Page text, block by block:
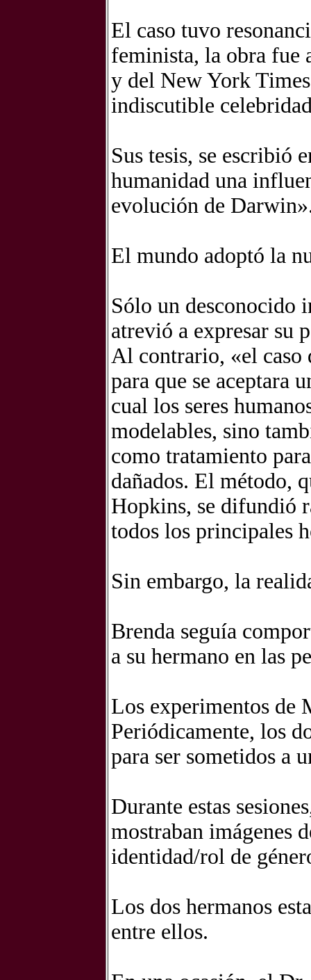
El caso tuvo
feminista, la obra fue
y del New York
indiscutible
Sus tesis, se escribió
humanidad una
evolución de
El mundo adoptó la
Sólo un desconocido
atrevió a expresar su
Al contrario, «el caso
para que se aceptara
cual los seres
modelables, sino
como tratamiento
dañados. El método,
Hopkins, se difundió
todos los principales
Sin embargo, la
Brenda seguía
a su hermano en las
Los experimentos de
Periódicamente, los
para ser sometidos a
Durante estas
mostraban imágenes
identidad/rol de
Los dos hermanos
entre ellos.